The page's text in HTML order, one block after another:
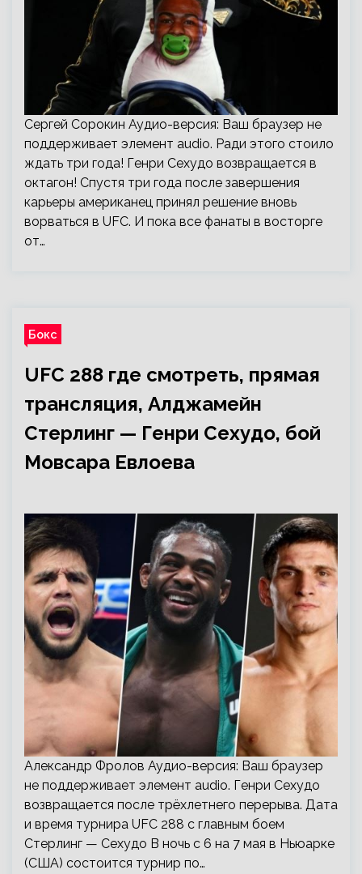
Сергей Сорокин Аудио-версия: Ваш браузер не
поддерживает элемент audio. Ради этого стоило
ждать три года! Генри Сехудо возвращается в
октагон! Спустя три года после завершения
карьеры американец принял решение вновь
ворваться в UFC. И пока все фанаты в восторге
от…
Бокс
UFC 288 где смотреть, прямая
трансляция, Алджамейн
Стерлинг — Генри Сехудо, бой
Мовсара Евлоева
Александр Фролов Аудио-версия: Ваш браузер
не поддерживает элемент audio. Генри Сехудо
возвращается после трёхлетнего перерыва. Дата
и время турнира UFC 288 с главным боем
Стерлинг — Сехудо В ночь с 6 на 7 мая в Ньюарке
(США) состоится турнир по…